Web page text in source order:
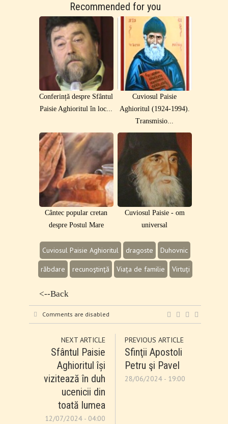
Recommended for you
Conferință despre Sfântul
Paisie Aghioritul în loc...
Cuviosul Paisie
Aghioritul (1924-1994).
Transmisio...
Cântec popular cretan
despre Postul Mare
Cuviosul Paisie - om
universal
Cuviosul Paisie Aghioritul dragoste Duhovnic
răbdare recunoştinţă Viața de familie Virtuți
<--Back
Comments are disabled
NEXT ARTICLE
Sfântul Paisie
Aghioritul își
vizitează în duh
ucenicii din
toată lumea
12/07/2024 - 04:00
PREVIOUS ARTICLE
Sfinţii Apostoli
Petru şi Pavel
28/06/2024 - 19:00